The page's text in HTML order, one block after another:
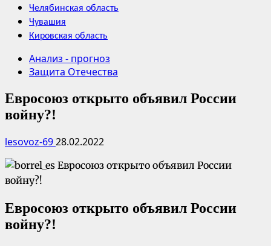
Челябинская область
Чувашия
Кировская область
Анализ - прогноз
Защита Отечества
Евросоюз открыто объявил России
войну?!
lesovoz-6928.02.2022
Евросоюз открыто объявил России
войну?!